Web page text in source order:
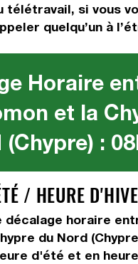
télétravail, si vous
quelqu’un à
Horaire
et la
(Chypre) :
/ HEURE
décalage horaire
du Nord
d'été et en